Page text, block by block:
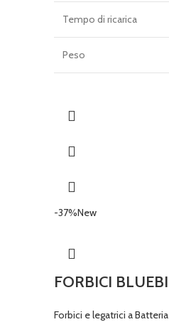
Tempo di ricarica
Peso
-37%New
FORBICI
Forbici e legatrici a Batteria